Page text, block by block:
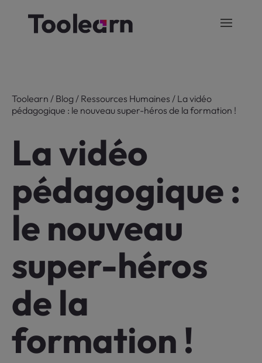
Toolearn / Blog / Ressources Humaines / La vidéo
pédagogique : le nouveau super-héros de la formation !
La vidéo
pédagogique :
le nouveau
super-héros
de la
formation !